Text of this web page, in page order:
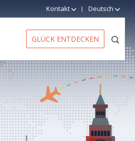
Kontakt Deutsch
GLÜCK ENTDECKEN